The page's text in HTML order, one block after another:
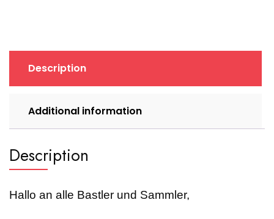
Description
Additional information
Description
Hallo an alle Bastler und Sammler,